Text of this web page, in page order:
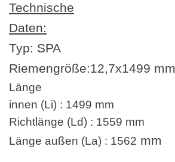
Technische
Daten:
Typ: SPA
Riemengröße:12,7x1499 mm
Länge
innen (Li) : 1499 mm
Richtlänge (Ld) : 1559 mm
Länge außen (La) : 1562 mm